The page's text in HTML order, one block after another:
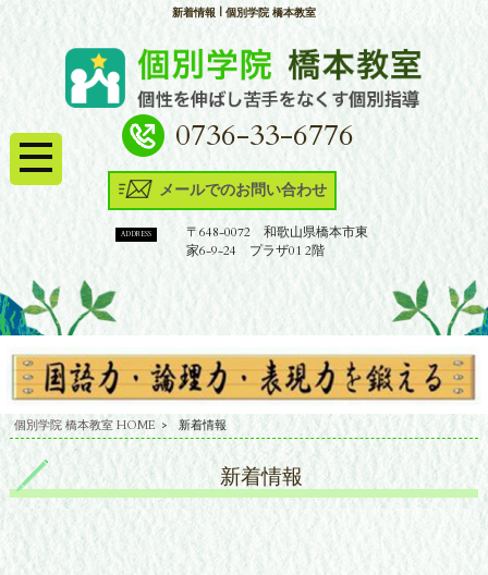
新着情報 | 個別学院 橋本教室
0736-33-6776
メールでのお問い合わせ
ADDRESS
〒648-0072 和歌山県橋本市東
家6-9-24 プラザ01 2階
個別学院 橋本教室 HOME > 新着情報
新着情報